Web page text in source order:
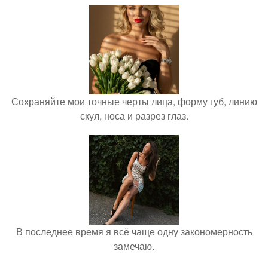
Сохраняйте мои точные черты лица, форму губ, линию
скул, носа и разрез глаз.
В последнее время я всё чаще одну закономерность
замечаю.